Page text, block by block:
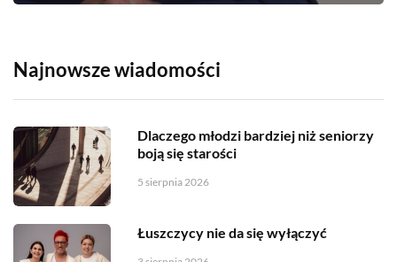
Najnowsze wiadomości
Dlaczego młodzi bardziej niż seniorzy
boją się starości
5 sierpnia 2026
Łuszczycy nie da się wyłączyć